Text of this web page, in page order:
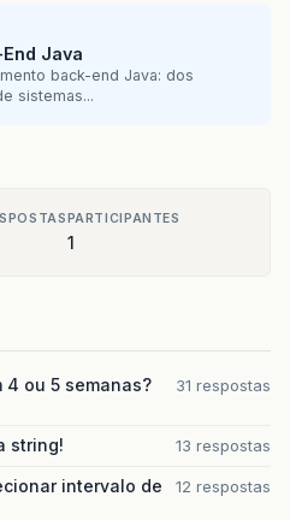
Java
back-end Java: dos
sistemas...
PARTICIPANTES
1
4 ou 5 semanas?
31 respostas
string! 13 respostas
intervalo de
12 respostas